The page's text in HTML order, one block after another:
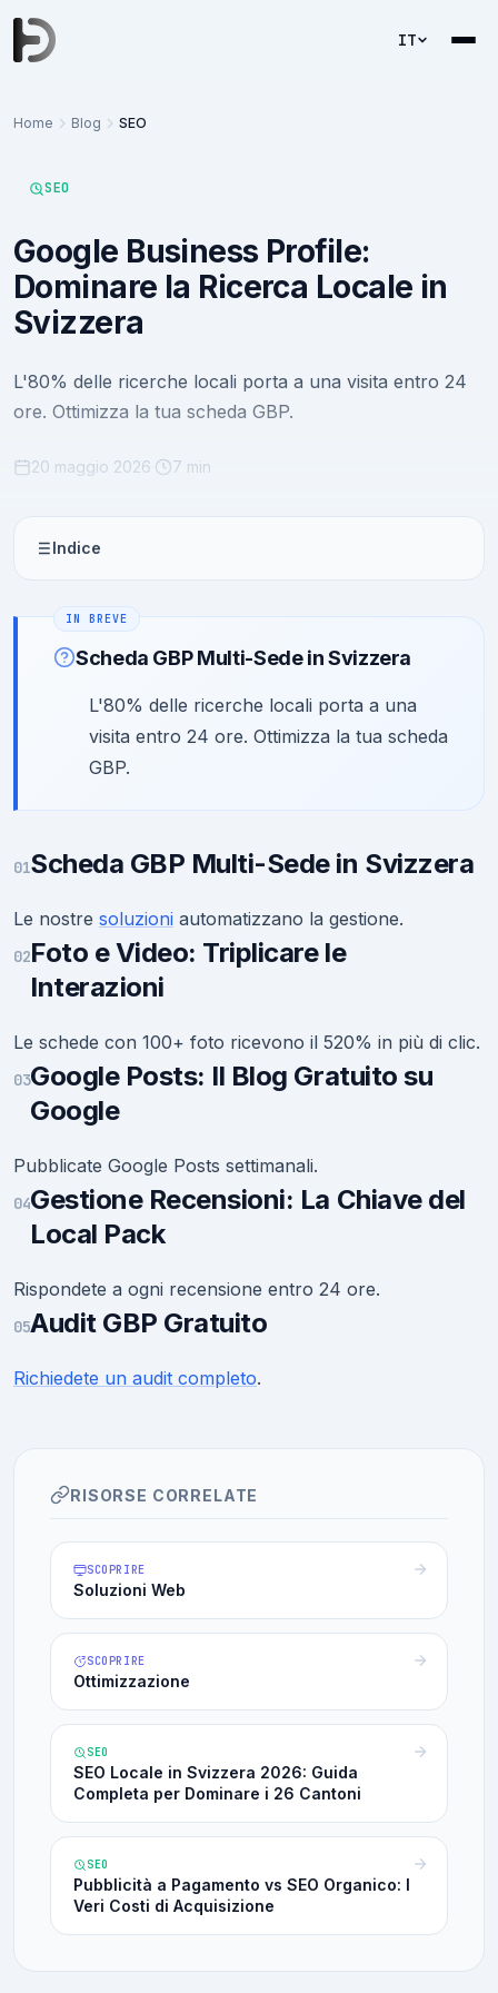
IT
Home Blog SEO
SEO
Google Business Profile:
Dominare la Ricerca Locale in
Svizzera
L'80% delle ricerche locali porta a una visita entro 24
ore. Ottimizza la tua scheda GBP.
20 maggio 2026 7 min
Indice
Scheda GBP Multi-Sede in Svizzera
L'80% delle ricerche locali porta a una
visita entro 24 ore. Ottimizza la tua scheda
GBP.
01Scheda GBP Multi-Sede in Svizzera
Le nostre soluzioni automatizzano la gestione.
02Foto e Video: Triplicare le
Interazioni
Le schede con 100+ foto ricevono il 520% in più di clic.
03Google Posts: Il Blog Gratuito su
Google
Pubblicate Google Posts settimanali.
04Gestione Recensioni: La Chiave del
Local Pack
Rispondete a ogni recensione entro 24 ore.
05Audit GBP Gratuito
Richiedete un audit completo.
RISORSE CORRELATE
SCOPRIRE
Soluzioni Web
SCOPRIRE
Ottimizzazione
SEO
SEO Locale in Svizzera 2026: Guida
Completa per Dominare i 26 Cantoni
SEO
Pubblicità a Pagamento vs SEO Organico: I
Veri Costi di Acquisizione